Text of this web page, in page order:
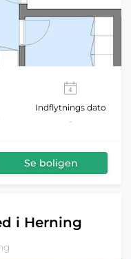
Indflytnings dato
-
Se boligen
i Herning